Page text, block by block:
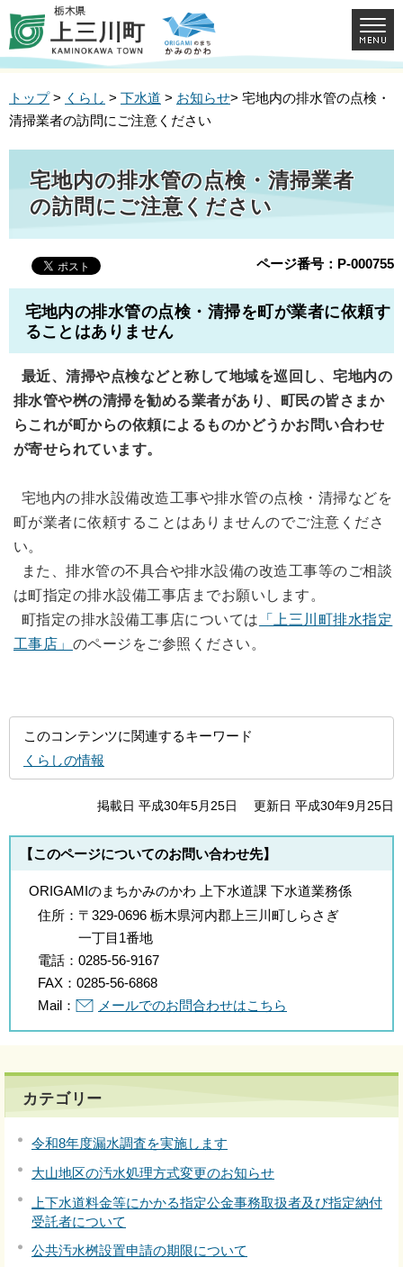
トップ> くらし > 下水道 > お知らせ> 宅地内の排水管の点検・
清掃業者の訪問にご注意ください
宅地内の排水管の点検・清掃業者
の訪問にご注意ください
ページ番号：P-000755
宅地内の排水管の点検・清掃を町が業者に依頼す
ることはありません
最近、清掃や点検などと称して地域を巡回し、宅地内の
排水管や桝の清掃を勧める業者があり、 町民の皆さまか
らこれが町からの依頼によるものかどうかお問い合わせ
が寄せられています。
宅地内の排水設備改造工事や排水管の点検・清掃などを
町が業者に依頼することはありませんのでご注意くださ
い。
また、排水管の不具合や排水設備の改造工事等のご相談
は町指定の排水設備工事店までお願いします。
町指定の排水設備工事店については
「上三川町排水指定
工事店」 のページをご参照ください。
このコンテンツに関連するキーワード
くらしの情報
掲載日 平成30年5月25日 更新日 平成30年9月25日
【このページについてのお問い合わせ先】
ORIGAMIのまちかみのかわ 上下水道課 下水道業務係
住所： 〒329-0696 栃木県河内郡上三川町しらさぎ
一丁目1番地
電話： 0285-56-9167
FAX： 0285-56-6868
Mail：
メールでのお問合わせはこちら
カテゴリー
令和8年度漏水調査を実施します
大山地区の汚水処理方式変更のお知らせ
上下水道料金等にかかる指定公金事務取扱者及び指定納付
受託者について
公共汚水桝設置申請の期限について